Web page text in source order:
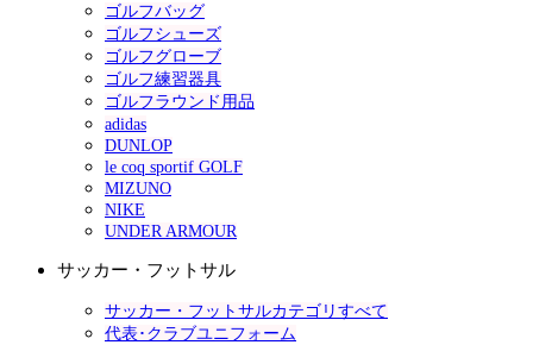
ゴルフバッグ
ゴルフシューズ
ゴルフグローブ
ゴルフ練習器具
ゴルフラウンド用品
adidas
DUNLOP
le coq sportif GOLF
MIZUNO
NIKE
UNDER ARMOUR
サッカー・フットサル
サッカー・フットサルカテゴリすべて
代表･クラブユニフォーム